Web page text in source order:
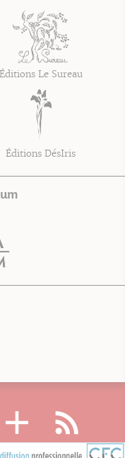
Éditions Le Sureau
Éditions DésIris